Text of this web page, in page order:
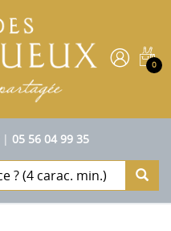
0
| 05 56 04 99 35